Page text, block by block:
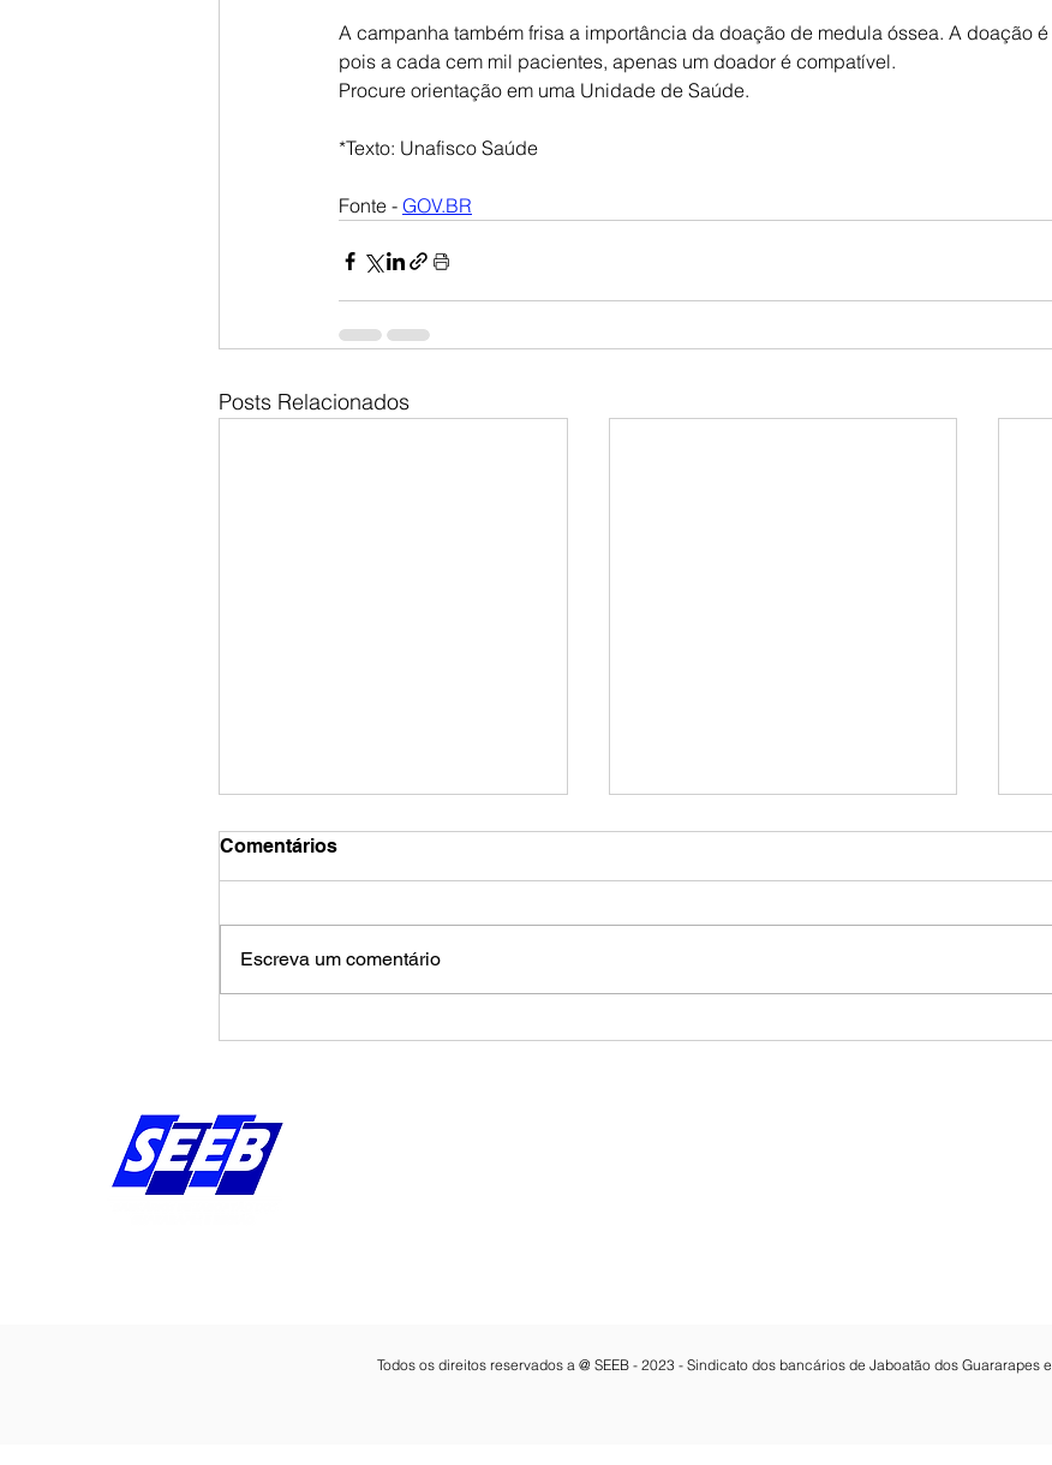
A campanha também frisa a importância da doação de medula óssea. A doação
pois a cada cem mil pacientes, apenas um doador é compatível.
Procure orientação em uma Unidade de Saúde.
*Texto: Unafisco Saúde
Fonte - GOV.BR
Posts Relacionados
Comentários
Escreva um comentário
Todos os direitos reservados a @ SEEB - 2023 - Sindicato dos bancários de Jaboatão dos Guararapes